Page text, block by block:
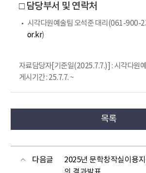
□ 담당부서 및 연락처
시각다원예술팀 오석준 대리(061-900-
or.kr)
자료담당자[기준일(2025.7.7.)] : 시각다원
게시기간 : 25.7.7. ~
목록
다음글
2025년 문학창작실이용